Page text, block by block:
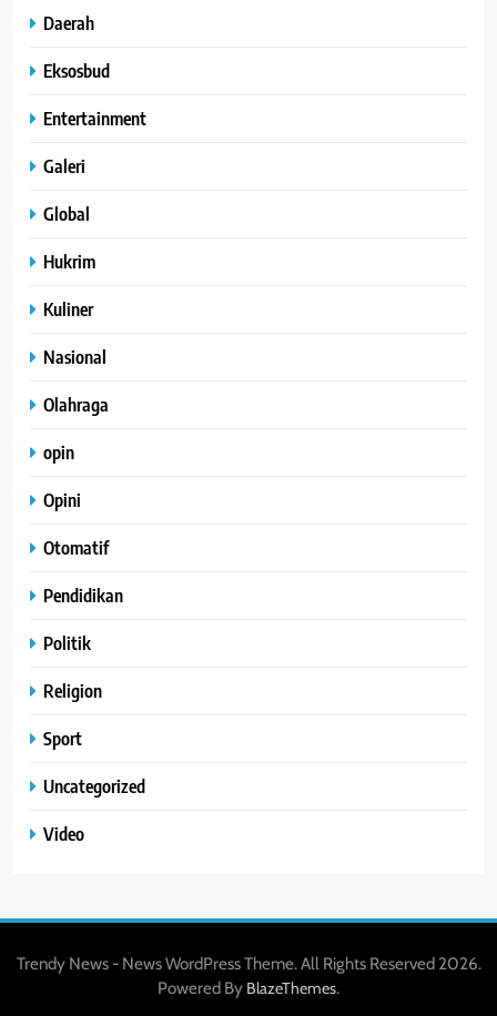
Daerah
Eksosbud
Entertainment
Galeri
Global
Hukrim
Kuliner
Nasional
Olahraga
opin
Opini
Otomatif
Pendidikan
Politik
Religion
Sport
Uncategorized
Video
Trendy News - News WordPress Theme. All Rights Reserved 2026.
Powered By BlazeThemes.